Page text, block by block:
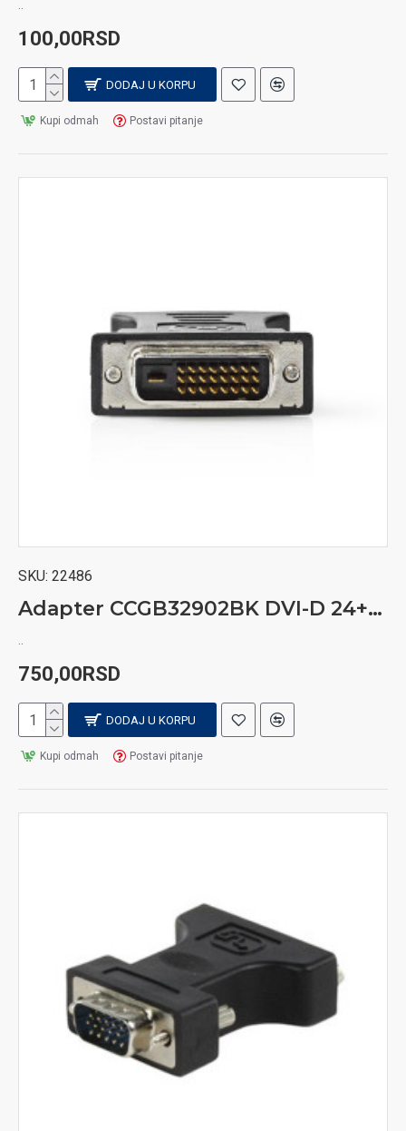
100,00RSD
DODAJ U KORPU
Kupi odmah Postavi pitanje
SKU: 22486
Adapter CCGB32902BK DVI-D 24+1-pin male to VGA 15-pin HD (3 rows) female DVI-D
750,00RSD
DODAJ U KORPU
Kupi odmah Postavi pitanje